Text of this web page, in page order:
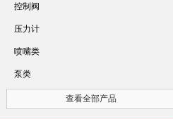
控制阀
压力计
喷嘴类
泵类
查看全部产品